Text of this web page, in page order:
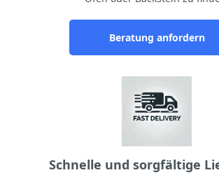
Beratung anfordern
Schnelle und sorgfältige